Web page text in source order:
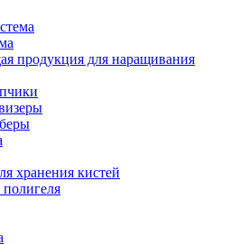
продукция для наращивания
хранения кистей
полигеля